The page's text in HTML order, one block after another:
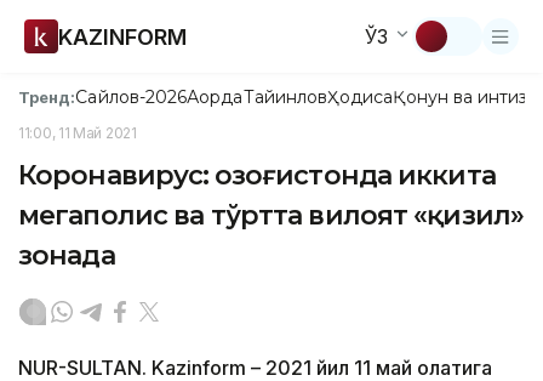
KAZINFORM ЎЗ
Тренд:Сайлов-2026АқордаТайинловҲодисаҚонун ва
11:00, 11 Май 2021
Коронавирус: Қозоғистонда иккита
мегаполис ва тўртта вилоят «қизил»
зонада
NUR-SULTAN. Kazinform – 2021 йил 11 май ҳолатига